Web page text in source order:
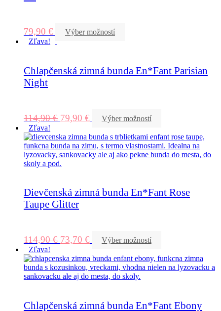
79,90 €
Výber možností
Zľava!
Chlapčenská zimná bunda En*Fant Parisian
Night
114,90€ 79,90 €
Výber možností
Zľava!
Dievčenská zimná bunda En*Fant Rose
Taupe Glitter
114,90€ 73,70 €
Výber možností
Zľava!
Chlapčenská zimná bunda En*Fant Ebony